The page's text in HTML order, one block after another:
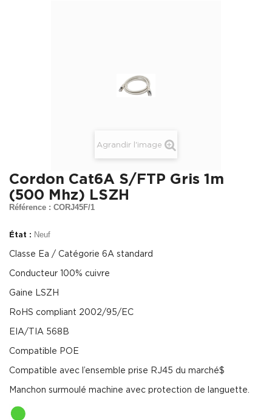
Agrandir l'image
Cordon Cat6A S/FTP Gris 1m
(500 Mhz) LSZH
Référence : CORJ45F/1
État : Neuf
Classe Ea / Catégorie 6A standard
Conducteur 100% cuivre
Gaine LSZH
RoHS compliant 2002/95/EC
EIA/TIA 568B
Compatible POE
Compatible avec l’ensemble prise RJ45 du marché$
Manchon surmoulé machine avec protection de languette.